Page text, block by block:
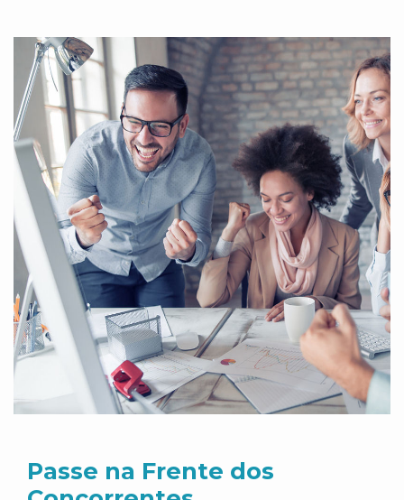
Passe na Frente dos